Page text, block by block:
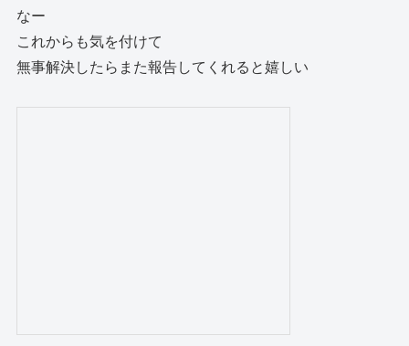
なー
これからも気を付けて
無事解決したらまた報告してくれると嬉しい